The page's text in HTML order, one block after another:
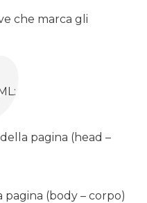
che marca gli
pagina (head –
(body – corpo)